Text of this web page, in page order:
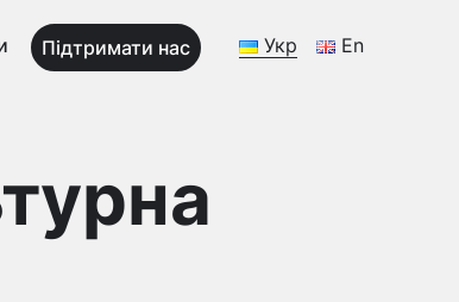
Підтримати нас Укр En